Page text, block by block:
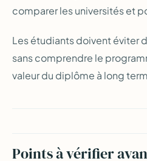
comparer les universités et
Les étudiants doivent éviter
sans comprendre le
valeur du diplôme à long
Points à vérifier